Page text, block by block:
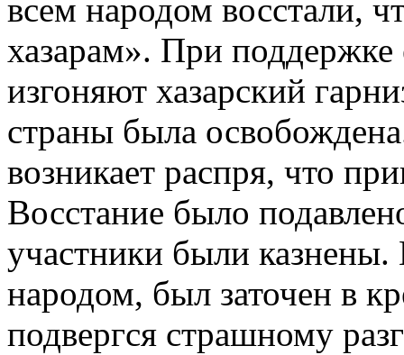
всем народом восстали,
хазарам». При
изгоняют хазарский
страны была
возникает распря, что
Восстание было
участники были
народом, был заточен в
подвергся страшному